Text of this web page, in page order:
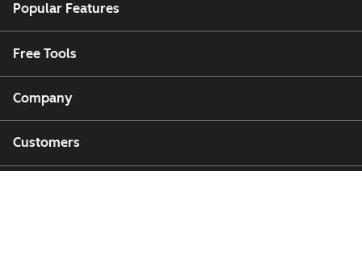
Popular Features
Free Tools
Company
Customers